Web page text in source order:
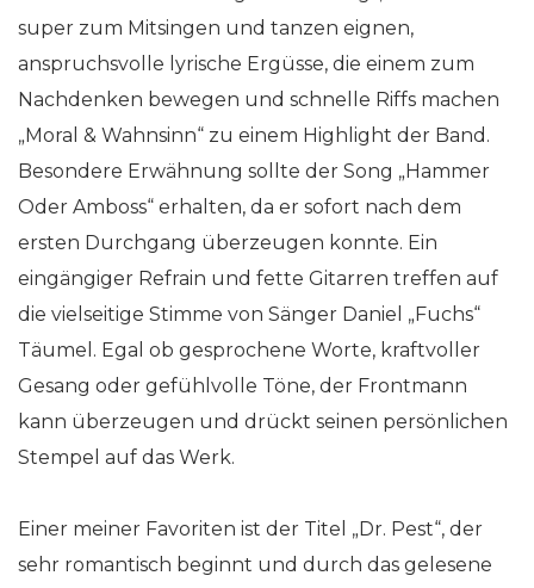
super zum Mitsingen und tanzen eignen,
anspruchsvolle lyrische Ergüsse, die einem zum
Nachdenken bewegen und schnelle Riffs machen
„Moral & Wahnsinn“ zu einem Highlight der Band.
Besondere Erwähnung sollte der Song „Hammer
Oder Amboss“ erhalten, da er sofort nach dem
ersten Durchgang überzeugen konnte. Ein
eingängiger Refrain und fette Gitarren treffen auf
die vielseitige Stimme von Sänger Daniel „Fuchs“
Täumel. Egal ob gesprochene Worte, kraftvoller
Gesang oder gefühlvolle Töne, der Frontmann
kann überzeugen und drückt seinen persönlichen
Stempel auf das Werk.
Einer meiner Favoriten ist der Titel „Dr. Pest“, der
sehr romantisch beginnt und durch das gelesene